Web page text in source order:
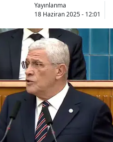
Yayınlanma
18 Haziran 2025 - 12:01